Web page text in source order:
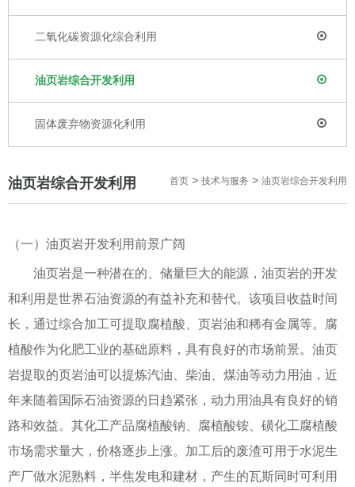
二氧化碳资源化综合利用
油页岩综合开发利用
固体废弃物资源化利用
油页岩综合开发利用 首页 > 技术与服务 > 油页岩综合开发利用
（一）油页岩开发利用前景广阔
油页岩是一种潜在的、储量巨大的能源，油页岩的开发
和利用是世界石油资源的有益补充和替代。该项目收益时间
长，通过综合加工可提取腐植酸、页岩油和稀有金属等。腐
植酸作为化肥工业的基础原料，具有良好的市场前景。油页
岩提取的页岩油可以提炼汽油、柴油、煤油等动力用油，近
年来随着国际石油资源的日趋紧张，动力用油具有良好的销
路和效益。其化工产品腐植酸钠、腐植酸铵、磺化工腐植酸
市场需求量大，价格逐步上涨。加工后的废渣可用于水泥生
产厂做水泥熟料，半焦发电和建材，产生的瓦斯同时可利用